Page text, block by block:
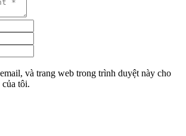
và trang web trong trình duyệt này cho
tôi.